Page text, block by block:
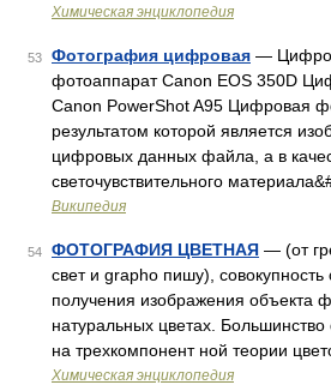
Химическая энциклопедия
53 Фотография цифровая —
фотоаппарат Canon EOS 350D
Canon PowerShot A95 Цифровая
результатом которой является
цифровых данных файла, а в
светочувствительного
Википедия
54 ФОТОГРАФИЯ ЦВЕТНАЯ — (от
свет и grapho пишу),
получения изображения объекта
натуральных цветах.
на трехкомпонент ной теории
Химическая энциклопедия